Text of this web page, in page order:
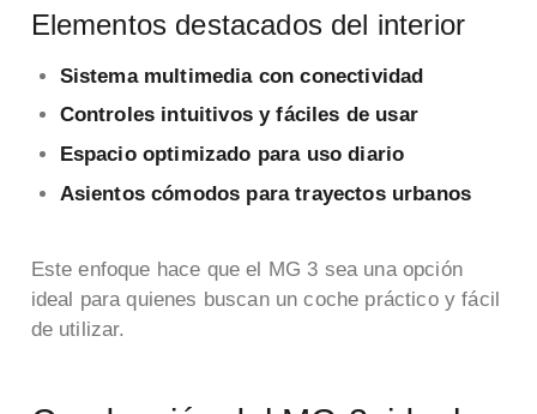
Elementos destacados del interior
Sistema multimedia con conectividad
Controles intuitivos y fáciles de usar
Espacio optimizado para uso diario
Asientos cómodos para trayectos urbanos
Este enfoque hace que el MG 3 sea una opción
ideal para quienes buscan un coche práctico y fácil
de utilizar.